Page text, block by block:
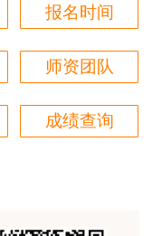
晰，老师讲解通
押题卷压中的知
报名时间
师资团队
成绩查询